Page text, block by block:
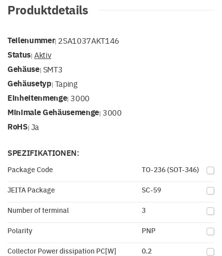
Produktdetails
Teilenummer| 2SA1037AKT146
Status| Aktiv
Gehäuse| SMT3
Gehäusetyp| Taping
Einheitenmenge| 3000
Minimale Gehäusemenge| 3000
RoHS| Ja
SPEZIFIKATIONEN:
Package Code TO-236 (SOT-346)
JEITA Package SC-59
Number of terminal 3
Polarity PNP
Collector Power dissipation PC[W] 0.2